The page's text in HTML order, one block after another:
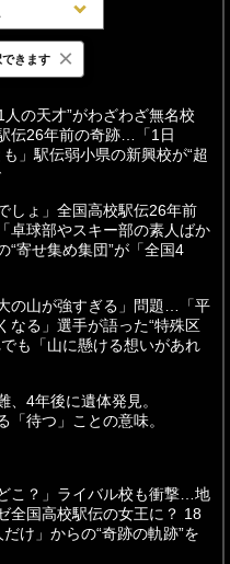
週間
人の天才”がわざわざ無名校
伝26年前の奇跡…「1日
」駅伝弱小県の新興校が“超
しょ」全国高校駅伝26年前
卓球部やスキー部の素人ばか
“寄せ集め集団”が「全国4
の山が強すぎる」問題…「平
なる」選手が語った“特殊区
も「山に懸ける想いがあれ
、4年後に遺体発見。
「待つ」ことの意味。
こ？」ライバル校も衝撃…地
全国高校駅伝の女王に？ 18
け」からの“奇跡の軌跡”を
きます ×